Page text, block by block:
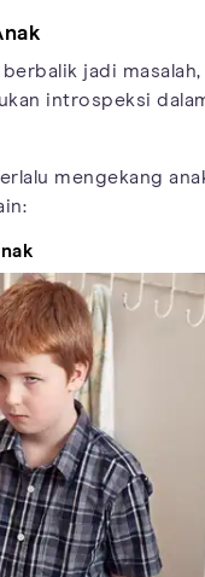
jadi masalah,
introspeksi
mengekang